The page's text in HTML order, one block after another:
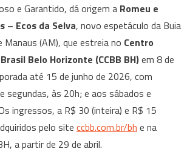
e Garantido, dá origem a Romeu e
– Ecos da Selva, novo espetáculo da Buia
Manaus (AM), que estreia no Centro
Belo Horizonte (CCBB BH)em 8 de
até 15 de junho de 2026, com
segundas, às 20h; e aos sábados e
ingressos, a R$ 30 (inteira) e R$ 15
pelo site ccbb.com.br/bh e na
a partir de 29 de abril.